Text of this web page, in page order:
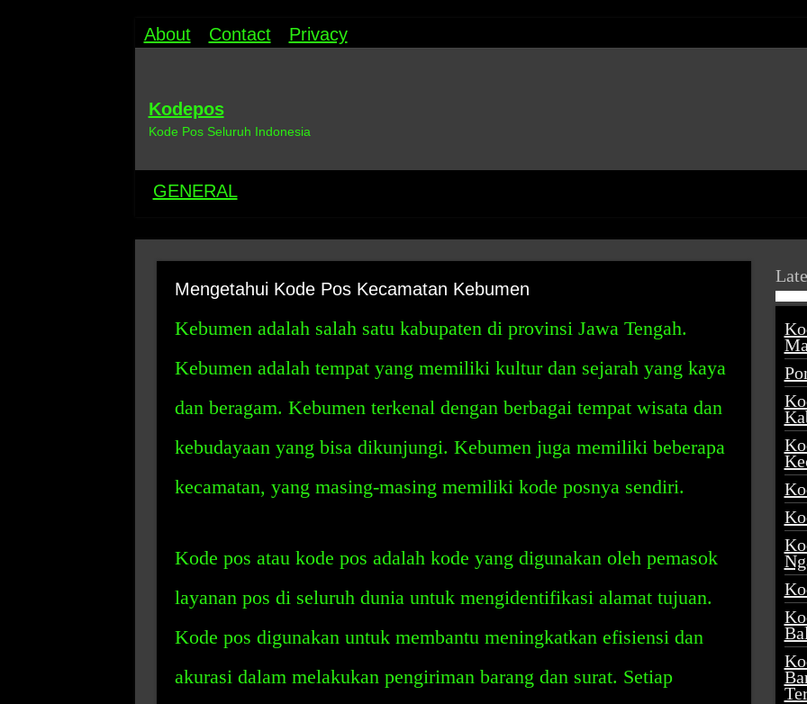
About Contact Privacy
Kodepos
Kode Pos Seluruh Indonesia
GENERAL
Mengetahui Kode Pos Kecamatan Kebumen
Kebumen adalah salah satu kabupaten di provinsi Jawa Tengah.
Kebumen adalah tempat yang memiliki kultur dan sejarah yang kaya
dan beragam. Kebumen terkenal dengan berbagai tempat wisata dan
kebudayaan yang bisa dikunjungi. Kebumen juga memiliki beberapa
kecamatan, yang masing-masing memiliki kode posnya sendiri.
Kode pos atau kode pos adalah kode yang digunakan oleh pemasok
layanan pos di seluruh dunia untuk mengidentifikasi alamat tujuan.
Kode pos digunakan untuk membantu meningkatkan efisiensi dan
akurasi dalam melakukan pengiriman barang dan surat. Setiap